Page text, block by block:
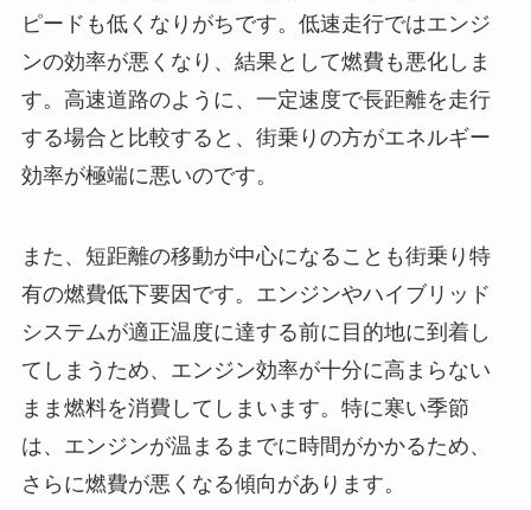
ピードも低くなりがちです。低速走行ではエンジ
ンの効率が悪くなり、結果として燃費も悪化しま
す。高速道路のように、一定速度で長距離を走行
する場合と比較すると、街乗りの方がエネルギー
効率が極端に悪いのです。
また、短距離の移動が中心になることも街乗り特
有の燃費低下要因です。エンジンやハイブリッド
システムが適正温度に達する前に目的地に到着し
てしまうため、エンジン効率が十分に高まらない
まま燃料を消費してしまいます。特に寒い季節
は、エンジンが温まるまでに時間がかかるため、
さらに燃費が悪くなる傾向があります。